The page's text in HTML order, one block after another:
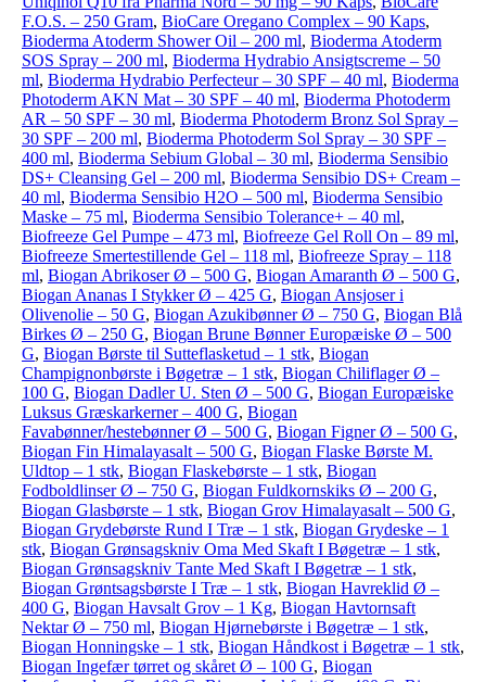
F.O.S. – 250 Gram, BioCare Oregano Complex – 90 Kaps,
Bioderma Atoderm Shower Oil – 200 ml, Bioderma Atoderm
SOS Spray – 200 ml, Bioderma Hydrabio Ansigtscreme – 50
ml, Bioderma Hydrabio Perfecteur – 30 SPF – 40 ml, Bioderma
Photoderm AKN Mat – 30 SPF – 40 ml, Bioderma Photoderm
AR – 50 SPF – 30 ml, Bioderma Photoderm Bronz Sol Spray –
30 SPF – 200 ml, Bioderma Photoderm Sol Spray – 30 SPF –
400 ml, Bioderma Sebium Global – 30 ml, Bioderma Sensibio
DS+ Cleansing Gel – 200 ml, Bioderma Sensibio DS+ Cream –
40 ml, Bioderma Sensibio H2O – 500 ml, Bioderma Sensibio
Maske – 75 ml, Bioderma Sensibio Tolerance+ – 40 ml,
Biofreeze Gel Pumpe – 473 ml, Biofreeze Gel Roll On – 89 ml,
Biofreeze Smertestillende Gel – 118 ml, Biofreeze Spray – 118
ml, Biogan Abrikoser Ø – 500 G, Biogan Amaranth Ø – 500 G,
Biogan Ananas I Stykker Ø – 425 G, Biogan Ansjoser i
Olivenolie – 50 G, Biogan Azukibønner Ø – 750 G, Biogan Blå
Birkes Ø – 250 G, Biogan Brune Bønner Europæiske Ø – 500
G, Biogan Børste til Sutteflasketud – 1 stk, Biogan
Champignonbørste i Bøgetræ – 1 stk, Biogan Chiliflager Ø –
100 G, Biogan Dadler U. Sten Ø – 500 G, Biogan Europæiske
Luksus Græskarkerner – 400 G, Biogan
Favabønner/hestebønner Ø – 500 G, Biogan Figner Ø – 500 G,
Biogan Fin Himalayasalt – 500 G, Biogan Flaske Børste M.
Uldtop – 1 stk, Biogan Flaskebørste – 1 stk, Biogan
Fodboldlinser Ø – 750 G, Biogan Fuldkornskiks Ø – 200 G,
Biogan Glasbørste – 1 stk, Biogan Grov Himalayasalt – 500 G,
Biogan Grydebørste Rund I Træ – 1 stk, Biogan Grydeske – 1
stk, Biogan Grønsagskniv Oma Med Skaft I Bøgetræ – 1 stk,
Biogan Grønsagskniv Tante Med Skaft I Bøgetræ – 1 stk,
Biogan Grøntsagsbørste I Træ – 1 stk, Biogan Havreklid Ø –
400 G, Biogan Havsalt Grov – 1 Kg, Biogan Havtornsaft
Nektar Ø – 750 ml, Biogan Hjørnebørste i Bøgetræ – 1 stk,
Biogan Honningske – 1 stk, Biogan Håndkost i Bøgetræ – 1 stk,
Biogan Ingefær tørret og skåret Ø – 100 G, Biogan